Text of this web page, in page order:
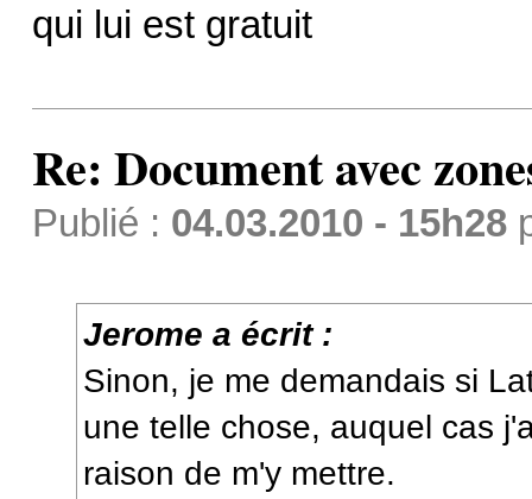
qui lui est gratuit
Re: Document avec
Publié : 04.03.2010 - 15h28
Jerome a écrit :
Sinon, je me demandais si
une telle chose, auquel cas
raison de m'y mettre.